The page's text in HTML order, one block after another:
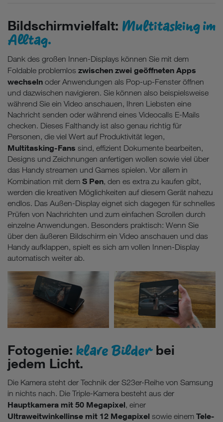
Bildschirmvielfalt: Multitasking im
Alltag.
Dank des großen Innen-Displays können Sie mit dem
Foldable problemlos zwischen zwei geöffneten Apps
wechseln oder Anwendungen als Pop-up-Fenster öffnen
und dazwischen navigieren. Sie können also beispielsweise
während Sie ein Video anschauen, Ihren Liebsten eine
Nachricht senden oder während eines Videocalls E-Mails
checken. Dieses Falthandy ist also genau richtig für
Personen, die viel Wert auf Produktivität legen,
Multitasking-Fans sind, effizient Dokumente bearbeiten,
Designs und Zeichnungen anfertigen wollen sowie viel über
das Handy streamen und Games spielen. Vor allem in
Kombination mit dem S Pen, den es extra zu kaufen gibt,
werden die kreativen Möglichkeiten auf diesem Gerät nahezu
endlos. Das Außen-Display eignet sich dagegen für schnelles
Prüfen von Nachrichten und zum einfachen Scrollen durch
einzelne Anwendungen. Besonders praktisch: Wenn Sie
über den äußeren Bildschirm ein Video anschauen und das
Handy aufklappen, spielt es sich am vollen Innen-Display
automatisch weiter ab.
Fotogenie: klare Bilderbei
jedem Licht.
Die Kamera steht der Technik der S23er-Reihe von Samsung
in nichts nach. Die Triple-Kamera besteht aus der
Hauptkamera mit 50 Megapixel, einer
Ultraweitwinkellinse mit 12 Megapixel sowie einem Tele-